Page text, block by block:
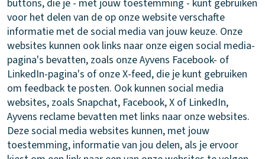
buttons, die je - met jouw toestemming - kunt gebruiken
voor het delen van de op onze website verschafte
informatie met de social media van jouw keuze. Onze
websites kunnen ook links naar onze eigen social media-
pagina's bevatten, zoals onze Ayvens Facebook- of
LinkedIn-pagina's of onze X-feed, die je kunt gebruiken
om feedback te posten. Ook kunnen social media
websites, zoals Snapchat, Facebook, X of LinkedIn,
Ayvens reclame bevatten met links naar onze websites.
Deze social media websites kunnen, met jouw
toestemming, informatie van jou delen, als je ervoor